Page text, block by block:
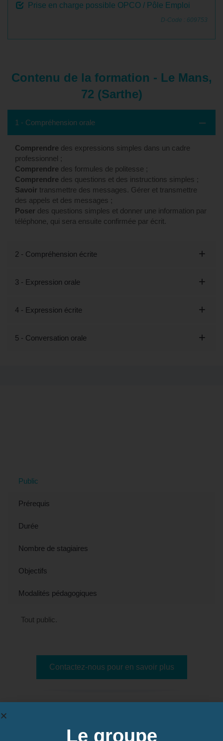
Prise en charge possible OPCO / Pôle Emploi
D-Code : 609753
Contenu de la formation - Le Mans,
72 (Sarthe)
1 - Compréhension orale
Comprendre des expressions simples dans un cadre
professionnel ;
Comprendre des formules de politesse ;
Comprendre des questions et des instructions simples ;
Savoir transmettre des messages. Gérer et transmettre
des appels et des messages ;
Poser des questions simples et donner une information par
téléphone, qui sera ensuite confirmée par écrit.
2 - Compréhension écrite
3 - Expression orale
4 - Expression écrite
5 - Conversation orale
Public
Prérequis
Durée
Nombre de stagiaires
Objectifs
Modalités pédagogiques
Tout public.
Contactez-nous pour en savoir plus
Mans, 72 (Sarthe)
Le groupe